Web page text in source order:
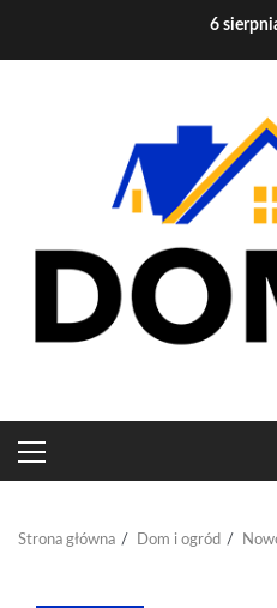
6
PRIMARY
MENU
Strona główna Dom i ogród